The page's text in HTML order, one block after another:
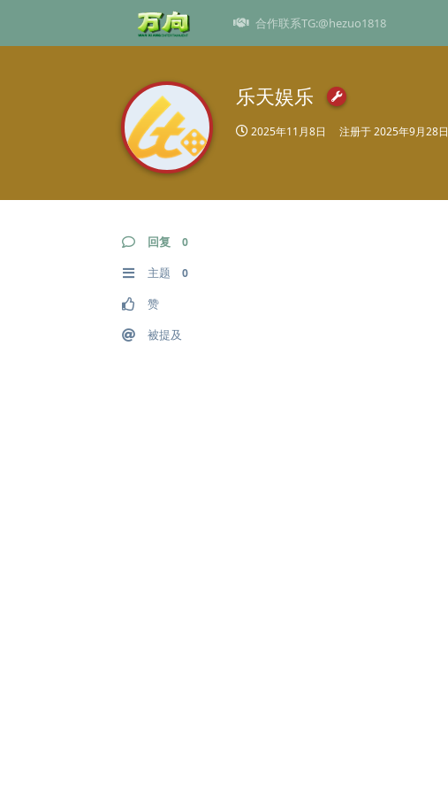
合作联系TG:@hezuo1818
乐天娱乐
2025年11月8日 注册于2025年9月28日
回复 0
主题 0
赞
被提及